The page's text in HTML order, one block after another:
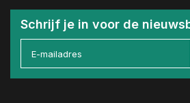
Schrijf je in voor de